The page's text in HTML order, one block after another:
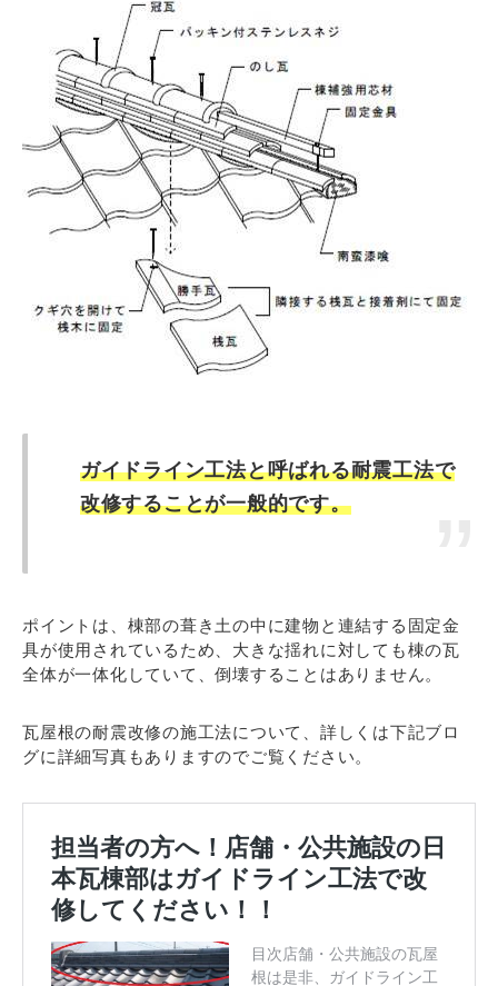
ガイドライン工法と呼ばれる耐震工法で
改修することが一般的です。
ポイントは、棟部の葺き土の中に建物と連結する固定金
具が使用されているため、大きな揺れに対しても棟の瓦
全体が一体化していて、倒壊することはありません。
瓦屋根の耐震改修の施工法について、詳しくは下記ブロ
グに詳細写真もありますのでご覧ください。